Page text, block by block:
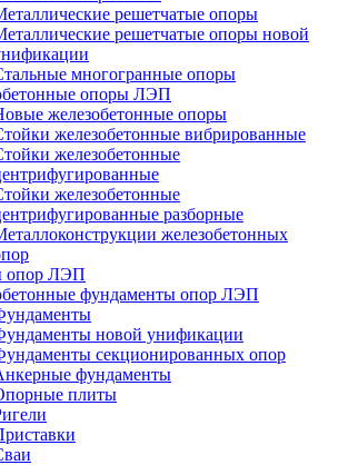
решетчатые опоры
решетчатые опоры новой
многогранные опоры
опоры ЛЭП
железобетонные опоры
железобетонные вибрированные
железобетонные
железобетонные
разборные
железобетонных
опор ЛЭП
фундаменты опор ЛЭП
новой унификации
секционированных опор
фундаменты
плиты